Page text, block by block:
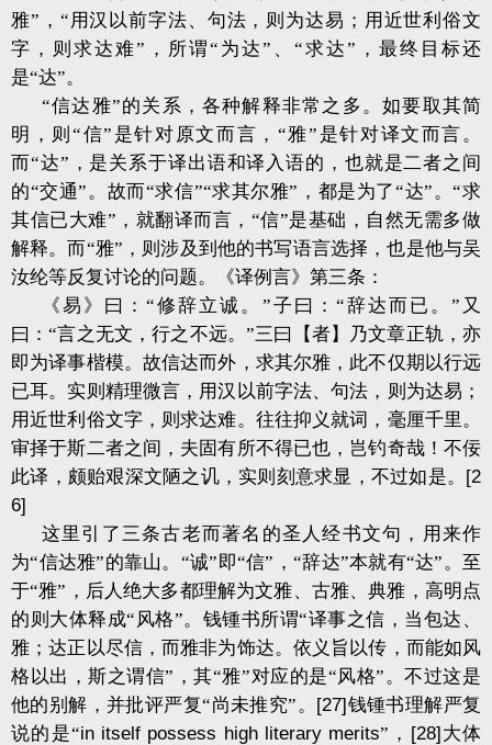
雅”，“用汉以前字法、句法，则为达易；用近世利俗文
字，则求达难”，所谓“为达”、“求达”，最终目标还
是“达”。
“信达雅”的关系，各种解释非常之多。如要取其简
明，则“信”是针对原文而言，“雅”是针对译文而言。
而“达”，是关系于译出语和译入语的，也就是二者之间
的“交通”。故而“求信”“求其尔雅”，都是为了“达”。“求
其信已大难”，就翻译而言，“信”是基础，自然无需多做
解释。而“雅”，则涉及到他的书写语言选择，也是他与吴
汝纶等反复讨论的问题。《译例言》第三条：
《易》曰：“修辞立诚。”子曰：“辞达而已。”又
曰：“言之无文，行之不远。”三曰【者】乃文章正轨，亦
即为译事楷模。故信达而外，求其尔雅，此不仅期以行远
已耳。实则精理微言，用汉以前字法、句法，则为达易；
用近世利俗文字，则求达难。往往抑义就词，毫厘千里。
审择于斯二者之间，夫固有所不得已也，岂钓奇哉！不佞
此译，颇贻艰深文陋之讥，实则刻意求显，不过如是。 [2
6]
这里引了三条古老而著名的圣人经书文句，用来作
为“信达雅”的靠山。“诚”即“信”，“辞达”本就有“达”。至
于“雅”，后人绝大多都理解为文雅、古雅、典雅，高明点
的则大体释成“风格”。钱锺书所谓“译事之信，当包达、
雅；达正以尽信，而雅非为饰达。依义旨以传，而能如风
格以出，斯之谓信”，其“雅”对应的是“风格”。不过这是
他的别解，并批评严复“尚未推究”。 [27]钱锺书理解严复
说的是“in itself possess high literary merits”， [28]大体